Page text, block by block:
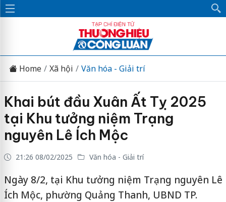
Home Xã hội Văn hóa - Giải trí
Khai bút đầu Xuân Ất Tỵ 2025
tại Khu tưởng niệm Trạng
nguyên Lê Ích Mộc
21:26 08/02/2025 Văn hóa - Giải trí
Ngày 8/2, tại Khu tưởng niệm Trạng nguyên Lê
Ích Mộc, phường Quảng Thanh, UBND TP.